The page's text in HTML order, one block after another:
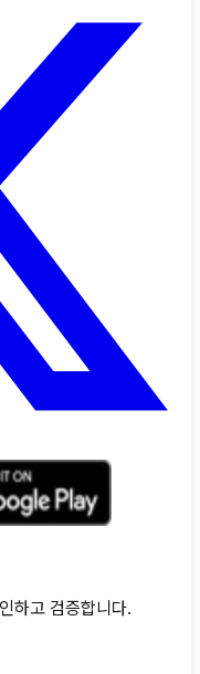
하고 검증합니다.